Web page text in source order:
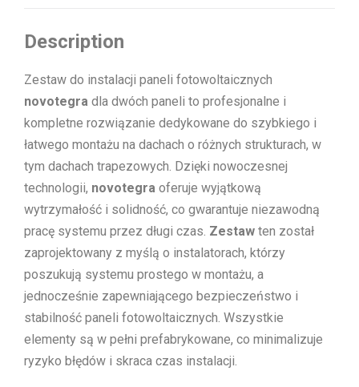
Description
Zestaw do instalacji paneli fotowoltaicznych
novotegra dla dwóch paneli to profesjonalne i
kompletne rozwiązanie dedykowane do szybkiego i
łatwego montażu na dachach o różnych strukturach, w
tym dachach trapezowych. Dzięki nowoczesnej
technologii, novotegra oferuje wyjątkową
wytrzymałość i solidność, co gwarantuje niezawodną
pracę systemu przez długi czas. Zestaw ten został
zaprojektowany z myślą o instalatorach, którzy
poszukują systemu prostego w montażu, a
jednocześnie zapewniającego bezpieczeństwo i
stabilność paneli fotowoltaicznych. Wszystkie
elementy są w pełni prefabrykowane, co minimalizuje
ryzyko błędów i skraca czas instalacji.